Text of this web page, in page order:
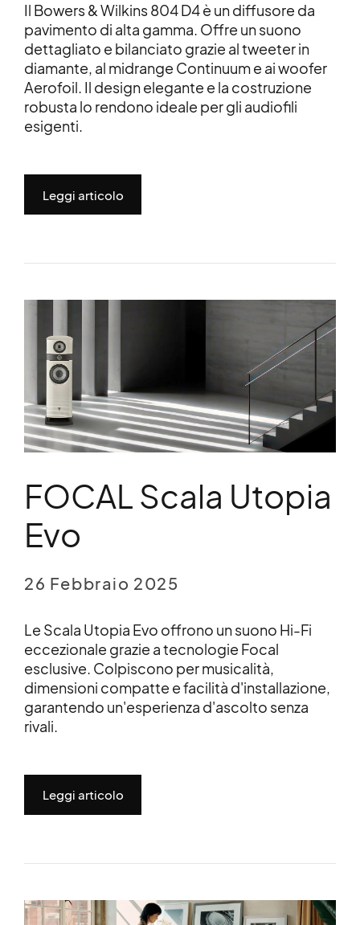
Il Bowers & Wilkins 804 D4 è un diffusore da
pavimento di alta gamma. Offre un suono
dettagliato e bilanciato grazie al tweeter in
diamante, al midrange Continuum e ai woofer
Aerofoil. Il design elegante e la costruzione
robusta lo rendono ideale per gli audiofili
esigenti.
Leggi articolo
FOCAL Scala Utopia
Evo
26 Febbraio 2025
Le Scala Utopia Evo offrono un suono Hi-Fi
eccezionale grazie a tecnologie Focal
esclusive. Colpiscono per musicalità,
dimensioni compatte e facilità d'installazione,
garantendo un'esperienza d'ascolto senza
rivali.
Leggi articolo